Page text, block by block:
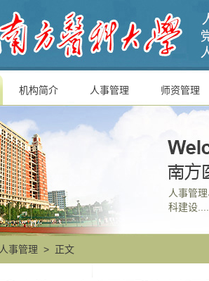
机构简介 人事管理 师资管理
人事管
科建设
人事管理 > 正文